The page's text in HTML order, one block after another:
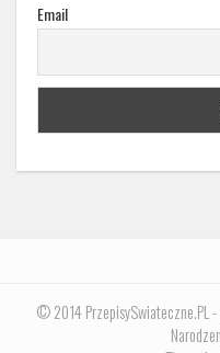
Email
© 2014 PrzepisySwiateczne.PL